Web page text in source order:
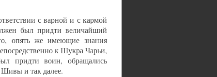
с варной и с кармой
был придти величайший
опять же имеющие знания
к Шукра Чарьи,
придти воин, обращались
Шивы и так далее.